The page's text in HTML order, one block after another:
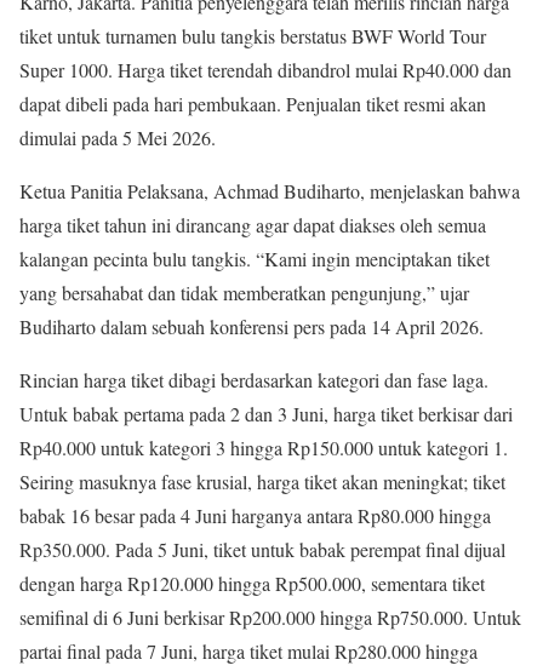
tiket untuk turnamen bulu tangkis berstatus BWF World Tour
Super 1000. Harga tiket terendah dibandrol mulai Rp40.000 dan
dapat dibeli pada hari pembukaan. Penjualan tiket resmi akan
dimulai pada 5 Mei 2026.
Ketua Panitia Pelaksana, Achmad Budiharto, menjelaskan bahwa
harga tiket tahun ini dirancang agar dapat diakses oleh semua
kalangan pecinta bulu tangkis. “Kami ingin menciptakan tiket
yang bersahabat dan tidak memberatkan pengunjung,” ujar
Budiharto dalam sebuah konferensi pers pada 14 April 2026.
Rincian harga tiket dibagi berdasarkan kategori dan fase laga.
Untuk babak pertama pada 2 dan 3 Juni, harga tiket berkisar dari
Rp40.000 untuk kategori 3 hingga Rp150.000 untuk kategori 1.
Seiring masuknya fase krusial, harga tiket akan meningkat; tiket
babak 16 besar pada 4 Juni harganya antara Rp80.000 hingga
Rp350.000. Pada 5 Juni, tiket untuk babak perempat final dijual
dengan harga Rp120.000 hingga Rp500.000, sementara tiket
semifinal di 6 Juni berkisar Rp200.000 hingga Rp750.000. Untuk
partai final pada 7 Juni, harga tiket mulai Rp280.000 hingga